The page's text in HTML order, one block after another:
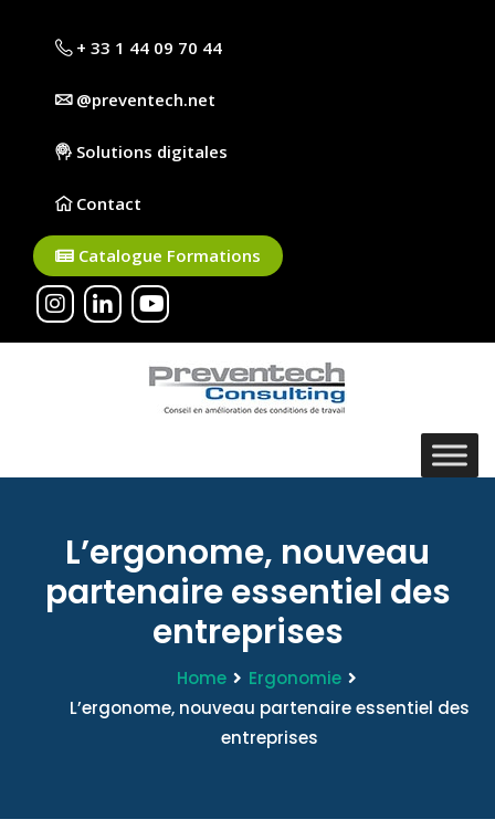
+ 33 1 44 09 70 44
@preventech.net
Solutions digitales
Contact
Catalogue Formations
L’ergonome, nouveau
partenaire essentiel des
entreprises
Home
Ergonomie
L’ergonome, nouveau partenaire essentiel des
entreprises